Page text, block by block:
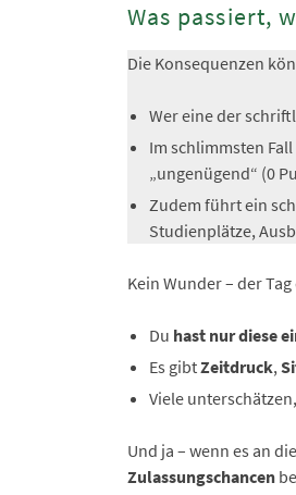
Was passiert,
Die Konsequenzen
Wer eine der
Im schlimmsten Fall
„ungenügend“ (0
Zudem führt ein
Studienplätze,
Kein Wunder – der
Du hast nur diese
Es gibtZeitdruck,
Viele unterschätzen,
Und ja – wenn es an
Zulassungschancen